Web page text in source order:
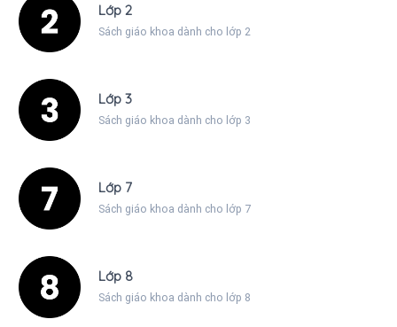
Lớp 2
Sách giáo khoa dành cho lớp 2
Lớp 3
Sách giáo khoa dành cho lớp 3
Lớp 7
Sách giáo khoa dành cho lớp 7
Lớp 8
Sách giáo khoa dành cho lớp 8